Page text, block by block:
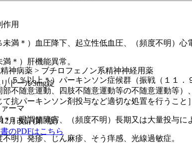
用
満＊）血圧降下、起立性低血圧、（頻度不明）心
＊）肝機能異常。
５％以上＊）パーキンソン症候群（振戦（１１
部不随意運動、四肢不随意運動等の不随意運動等
抗パーキンソン剤投与など適切な処置を行うこと
）眼調節障害、（頻度不明）長期又は大量投与に
明）発疹、じん麻疹、そう痒感、光線過敏症。
神病薬 > ブチロフェノン系精神神経用薬
ドール3mg錠
ーマ
月改訂(第3版)
のPDFはこちら